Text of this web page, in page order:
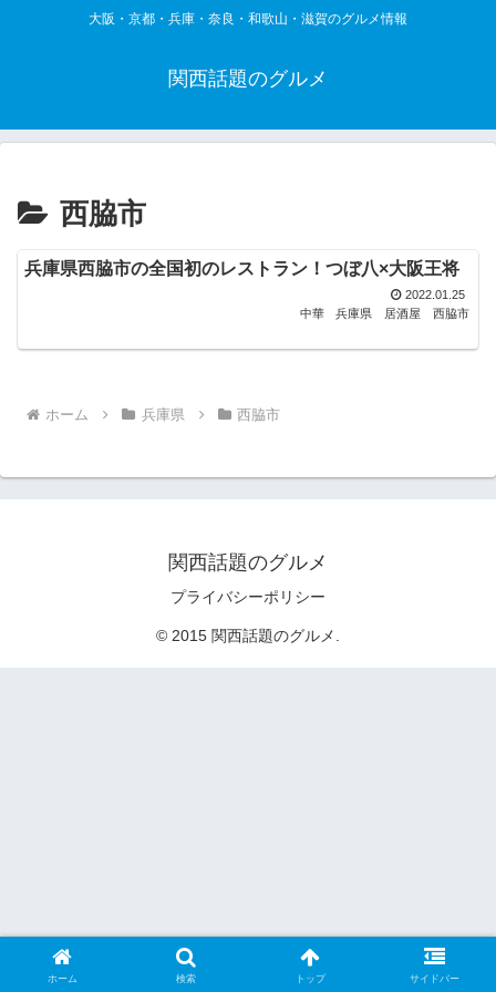
大阪・京都・兵庫・奈良・和歌山・滋賀のグルメ情報
関西話題のグルメ
西脇市
兵庫県西脇市の全国初のレストラン！つぼ八×大阪王将
2022.01.25
中華
兵庫県 居酒屋 西脇市
ホーム 兵庫県 西脇市
関西話題のグルメ
プライバシーポリシー
© 2015 関西話題のグルメ.
ホーム 検索 トップ サイドバー